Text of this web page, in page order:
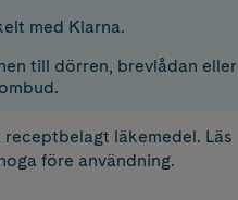
med Klarna.
till dörren, brevlådan eller
receptbelagt läkemedel. Läs
före användning.